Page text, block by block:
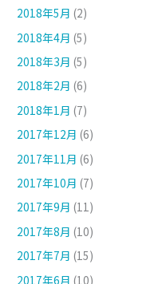
2018年5月 (2)
2018年4月 (5)
2018年3月 (5)
2018年2月 (6)
2018年1月 (7)
2017年12月 (6)
2017年11月 (6)
2017年10月 (7)
2017年9月 (11)
2017年8月 (10)
2017年7月 (15)
2017年6月 (10)